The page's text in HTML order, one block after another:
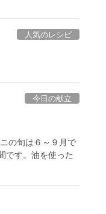
人気のレシピ
今日の献立
旬は６～９月で
です。油を使った